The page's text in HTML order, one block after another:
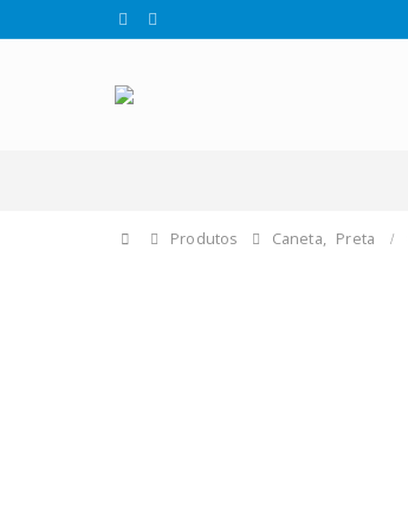
Produtos Caneta, Preta